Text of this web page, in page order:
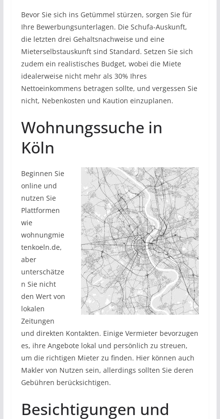
Bevor Sie sich ins Getümmel stürzen, sorgen Sie für
Ihre Bewerbungsunterlagen. Die Schufa-Auskunft,
die letzten drei Gehaltsnachweise und eine
Mieterselbstauskunft sind Standard. Setzen Sie sich
zudem ein realistisches Budget, wobei die Miete
idealerweise nicht mehr als 30% Ihres
Nettoeinkommens betragen sollte, und vergessen Sie
nicht, Nebenkosten und Kaution einzuplanen.
Wohnungssuche in
Köln
Beginnen Sie
online und
nutzen Sie
Plattformen
wie
wohnungmie
tenkoeln.de,
aber
unterschätze
n Sie nicht
den Wert von
lokalen
Zeitungen
und direkten Kontakten. Einige Vermieter bevorzugen
es, ihre Angebote lokal und persönlich zu streuen,
um die richtigen Mieter zu finden. Hier können auch
Makler von Nutzen sein, allerdings sollten Sie deren
Gebühren berücksichtigen.
Besichtigungen und